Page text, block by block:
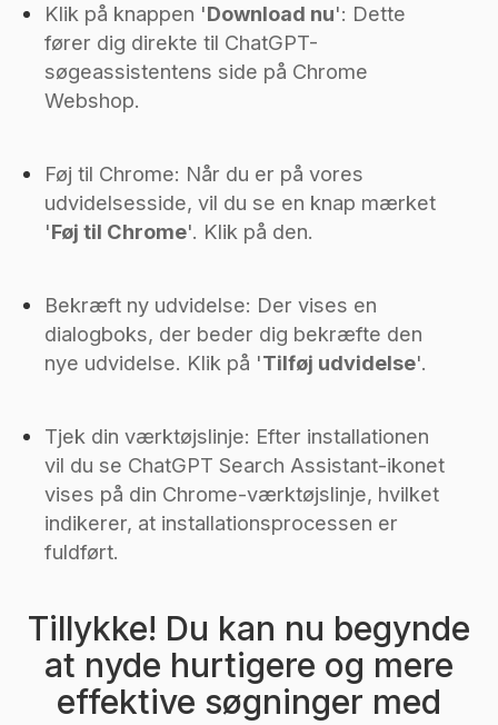
Klik på knappen 'Download nu': Dette
fører dig direkte til ChatGPT-
søgeassistentens side på Chrome
Webshop.
Føj til Chrome: Når du er på vores
udvidelsesside, vil du se en knap mærket
'Føj til Chrome'. Klik på den.
Bekræft ny udvidelse: Der vises en
dialogboks, der beder dig bekræfte den
nye udvidelse. Klik på 'Tilføj udvidelse'.
Tjek din værktøjslinje: Efter installationen
vil du se ChatGPT Search Assistant-ikonet
vises på din Chrome-værktøjslinje, hvilket
indikerer, at installationsprocessen er
fuldført.
Tillykke! Du kan nu begynde
at nyde hurtigere og mere
effektive søgninger med